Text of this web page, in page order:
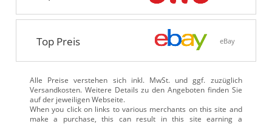
Top Preis eBay
Alle Preise verstehen sich inkl. MwSt. und ggf. zuzüglich
Versandkosten. Weitere Details zu den Angeboten finden Sie
auf der jeweiligen Webseite.